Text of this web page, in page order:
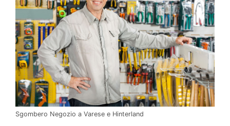
Sgombero Negozio a Varese e Hinterland